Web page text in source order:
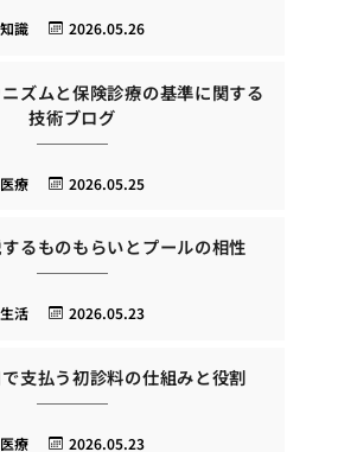
2026.05.26
知識
ズムと保険診療の基準に関する
技術ブログ
2026.05.25
医療
るものもらいとプールの相性
2026.05.23
生活
支払う初診料の仕組みと役割
2026.05.23
医療